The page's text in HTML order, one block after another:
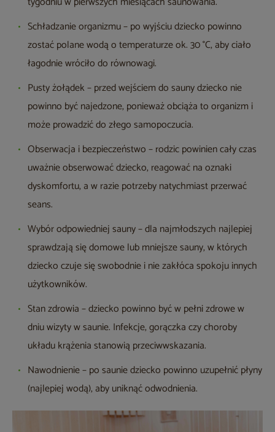
Schładzanie organizmu– po wyjściu dziecko powinno
zostać polane wodą o temperaturze ok. 30 °C, aby ciało
łagodnie wróciło do równowagi.
Pusty żołądek– przed wejściem do sauny dziecko nie
powinno być najedzone, ponieważ obciąża to organizm i
może prowadzić do złego samopoczucia.
Obserwacja i bezpieczeństwo– rodzic powinien cały czas
uważnie obserwować dziecko, reagować na oznaki
dyskomfortu, a w razie potrzeby natychmiast przerwać
seans.
Wybór odpowiedniej sauny– dla najmłodszych najlepiej
sprawdzają się domowe lub mniejsze sauny, w których
dziecko czuje się swobodnie i nie zakłóca spokoju innych
użytkowników.
Stan zdrowia– dziecko powinno być w pełni zdrowe w
dniu wizyty w saunie. Infekcje, gorączka czy choroby
układu krążenia stanowią przeciwwskazania.
Nawodnienie– po saunie dziecko powinno uzupełnić płyny
(najlepiej wodą), aby uniknąć odwodnienia.